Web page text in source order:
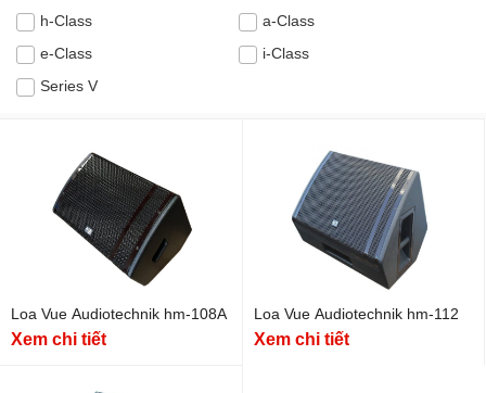
h-Class
a-Class
e-Class
i-Class
Series V
Loa Vue Audiotechnik hm-108A
Xem chi tiết
Loa Vue Audiotechnik hm-112
Xem chi tiết